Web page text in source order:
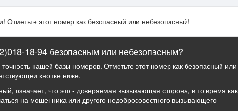
Отметьте этот номер как безопасный или небезопасный!
18-94 безопасным или небезопасным?
нашей базы номеров. Отметьте этот номер как безопасный или
кнопке ниже.
означает, что это - доверяемая вызывающая сторона, в то время как
на мошенника или другого недобросовестного вызывающего